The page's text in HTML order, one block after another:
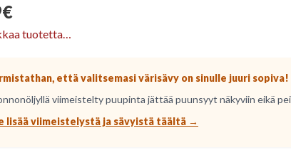
€
tuotetta…
että valitsemasi värisävy on sinulle juuri sopiva!
viimeistelty puupinta jättää puunsyyt näkyviin eikä
lisää viimeistelystä ja sävyistä täältä →